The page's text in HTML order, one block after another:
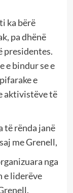
ka bërë
pa dhënë
presidentes.
e bindur se e
e
aktivistëve të
të rënda janë
me Grenell,
nga
e liderëve